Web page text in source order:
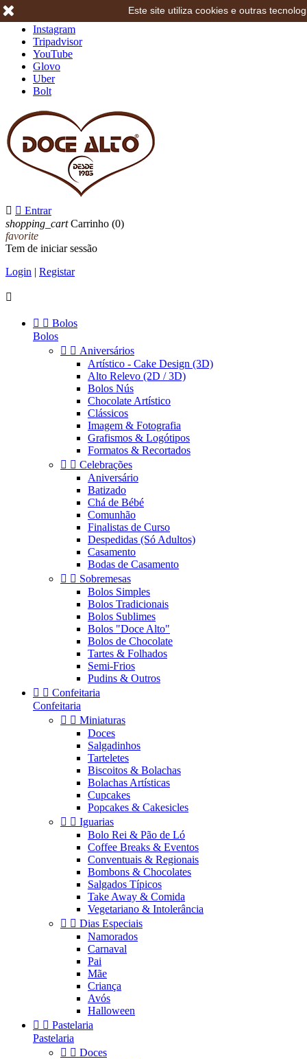
Instagram
Tripadvisor
YouTube
Glovo
Uber
Bolt
  Entrar
shopping_cart Carrinho (0)
favorite
Tem de iniciar sessão
Login | Registar

  Bolos
Bolos
  Aniversários
Artístico - Cake Design (3D)
Alto Relevo (2D / 3D)
Bolos Nús
Chocolate Artístico
Clássicos
Imagem & Fotografia
Grafismos & Logótipos
Formatos & Recortados
  Celebrações
Aniversário
Batizado
Chá de Bébé
Comunhão
Finalistas de Curso
Despedidas (Só Adultos)
Casamento
Bodas de Casamento
  Sobremesas
Bolos Simples
Bolos Tradicionais
Bolos Sublimes
Bolos "Doce Alto"
Bolos de Chocolate
Tartes & Folhados
Semi-Frios
Pudins & Outros
  Confeitaria
Confeitaria
  Miniaturas
Doces
Salgadinhos
Tarteletes
Biscoitos & Bolachas
Bolachas Artísticas
Cupcakes
Popcakes & Cakesicles
  Iguarias
Bolo Rei & Pão de Ló
Coffee Breaks & Eventos
Conventuais & Regionais
Bombons & Chocolates
Salgados Típicos
Take Away & Comida
Vegetariano & Intolerância
  Dias Especiais
Namorados
Carnaval
Pai
Mãe
Criança
Avós
Halloween
  Pastelaria
Pastelaria
  Doces
Este site utiliza cookies e outras